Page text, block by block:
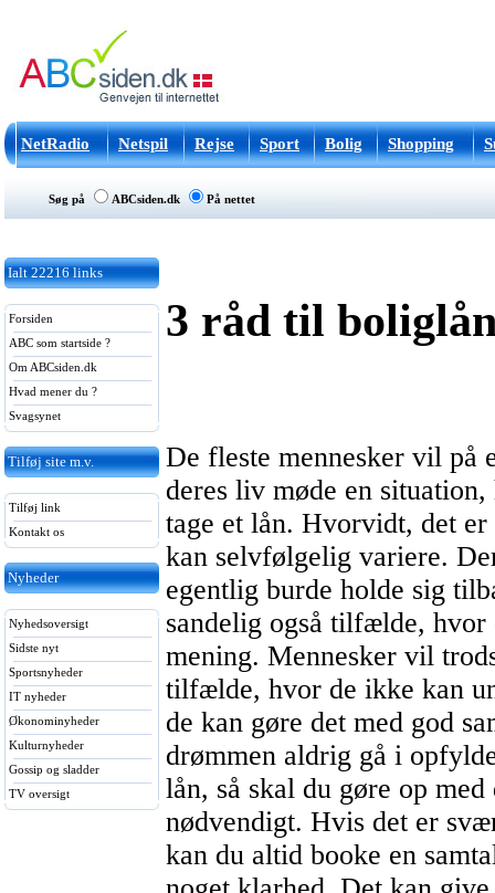
NetRadio Netspil Rejse Sport Bolig Shopping
Søg på ABCsiden.dk På nettet
Ialt 22216 links
Forsiden
ABC som startside ?
Om ABCsiden.dk
Hvad mener du ?
Svagsynet
Tilføj site m.v.
Tilføj link
Kontakt os
Nyheder
Nyhedsoversigt
Sidste nyt
Sportsnyheder
IT nyheder
Økonominyheder
Kulturnyheder
Gossip og sladder
TV oversigt
3 råd til
De fleste mennesker vil på
deres liv møde en
tage et lån. Hvorvidt, det
kan selvfølgelig variere.
egentlig burde holde sig
sandelig også tilfælde,
mening. Mennesker vil
tilfælde, hvor de ikke kan
de kan gøre det med god
drømmen aldrig gå i
lån, så skal du gøre op
nødvendigt. Hvis det er
kan du altid booke en